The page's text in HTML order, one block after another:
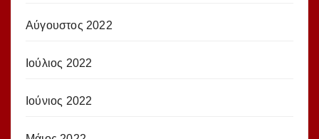
Αύγουστος 2022
Ιούλιος 2022
Ιούνιος 2022